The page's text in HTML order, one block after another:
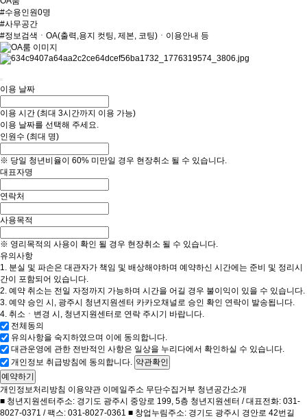
#수용인원0명
#사무공간
#정보검색ㆍOA(출력,용지 컷팅, 제본, 코팅)ㆍ이용안내 등
이용 날짜
이용 시간 (최대 3시간까지 이용 가능)
이용 날짜를 선택해 주세요.
인원수 (최대 명)
※ 당일 청년비율이 60% 미만일 경우 현장취소 될 수 있습니다.
대표자명
연락처
사용목적
※ 영리목적의 사용이 확인 될 경우 현장취소 될 수 있습니다.
유의사항
1. 분실 및 파손은 대관자가 책임 및 배상해야하며 예약하신 시간에는 준비 및 정리시
간이 포함되어 있습니다.
2. 예약 취소는 전일 자정까지 가능하며 시간을 어길 경우 불이익이 있을 수 있습니다.
3. 예약 승인 시, 광주시 청년지원센터 카카오채널로 승인 확인 연락이 발송됩니다.
4. 취소ㆍ변경 시, 청년지원센터로 연락 주시기 바랍니다.
전체동의
유의사항을 숙지하였으며 이에 동의합니다.
대관운영에 관한 전반적인 사항은 일상을 누리다에서 확인하실 수 있습니다.
개인정보 취급방침에 동의합니다. 약관확인
예약하기
개인정보처리방침 이용약관 이메일주소 무단수집거부 청년공간소개
■ 청년지원센터주소: 경기도 광주시 중앙로 199, 5층 청년지원센터 / 대표전화: 031-
8027-0371 / 팩스: 031-8027-0361 ■ 창업누림주소: 경기도 광주시 경안로 42번길